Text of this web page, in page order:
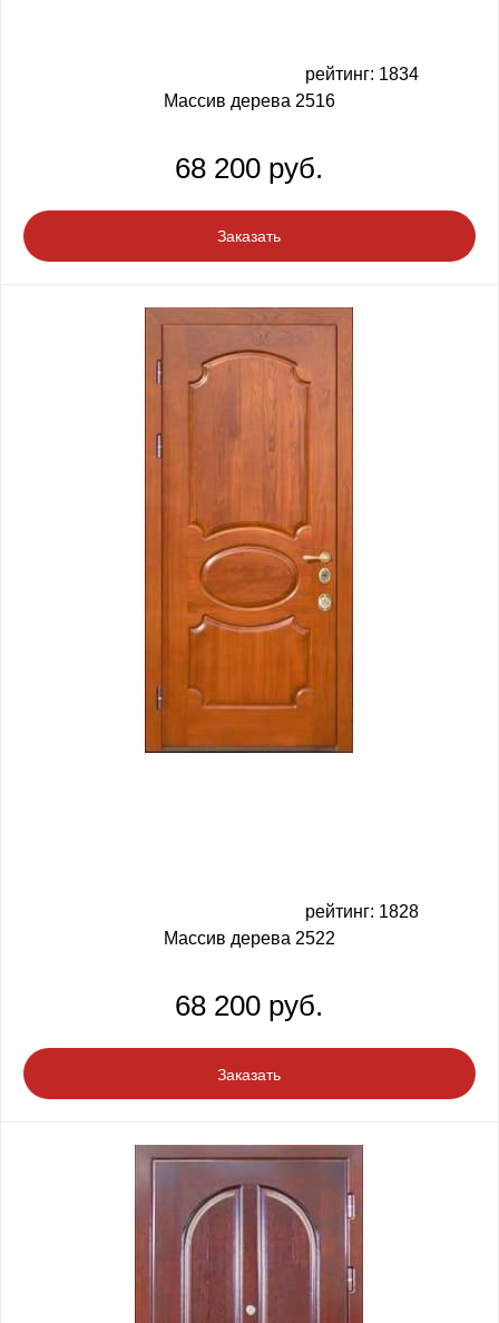
рейтинг: 1834
Массив дерева 2516
68 200 руб.
Заказать
рейтинг: 1828
Массив дерева 2522
68 200 руб.
Заказать